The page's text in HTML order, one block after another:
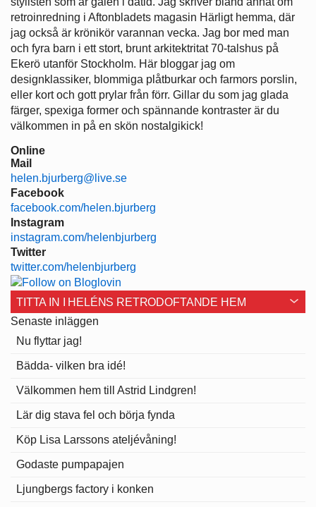
retroinredning i Aftonbladets magasin Härligt hemma, där
jag också är krönikör varannan vecka. Jag bor med man
och fyra barn i ett stort, brunt arkitektritat 70-talshus på
Ekerö utanför Stockholm. Här bloggar jag om
designklassiker, blommiga plåtburkar och farmors porslin,
eller kort och gott prylar från förr. Gillar du som jag glada
färger, spexiga former och spännande kontraster är du
välkommen in på en skön nostalgikick!
Online
Mail
helen.bjurberg@live.se
Facebook
facebook.com/helen.bjurberg
Instagram
instagram.com/helenbjurberg
Twitter
twitter.com/helenbjurberg
TITTA IN I HELÉNS RETRODOFTANDE HEM
Senaste inläggen
Nu flyttar jag!
Bädda- vilken bra idé!
Välkommen hem till Astrid Lindgren!
Lär dig stava fel och börja fynda
Köp Lisa Larssons ateljévåning!
Godaste pumpapajen
Ljungbergs factory i konken